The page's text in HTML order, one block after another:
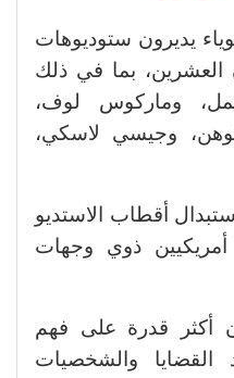
يديرون ستوديوهات
العشرين، بما في ذلك
وماركوس لوف،
وجيسي لاسكي،
أقطاب الاستديو
أمريكيين ذوي وجهات
أكثر قدرة على فهم
القضايا والشخصيات